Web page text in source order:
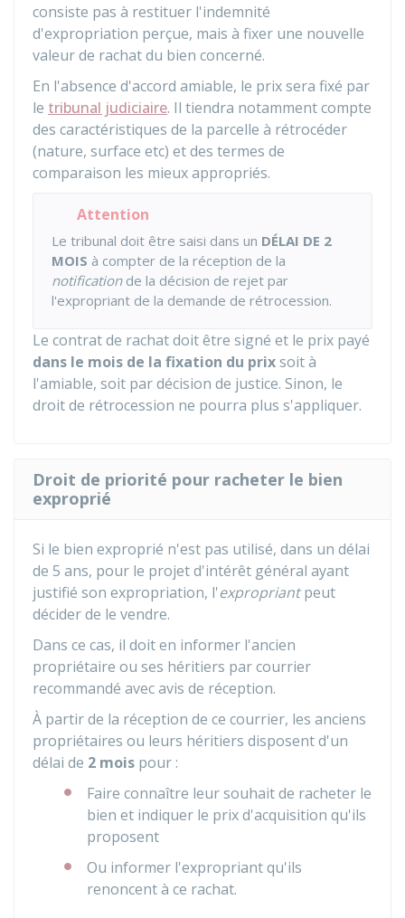
consiste pas à restituer l'indemnité
d'expropriation perçue, mais à fixer une nouvelle
valeur de rachat du bien concerné.
En l'absence d'accord amiable, le prix sera fixé par
le tribunal judiciaire. Il tiendra notamment compte
des caractéristiques de la parcelle à rétrocéder
(nature, surface etc) et des termes de
comparaison les mieux appropriés.
Attention
Le tribunal doit être saisi dans un DÉLAI DE 2
MOIS à compter de la réception de la
notificationde la décision de rejet par
l'expropriant de la demande de rétrocession.
Le contrat de rachat doit être signé et le prix payé
dans le mois de la fixation du prixsoit à
l'amiable, soit par décision de justice. Sinon, le
droit de rétrocession ne pourra plus s'appliquer.
Droit de priorité pour racheter le bien
exproprié
Si le bien exproprié n'est pas utilisé, dans un délai
de 5 ans, pour le projet d'intérêt général ayant
justifié son expropriation, l'expropriantpeut
décider de le vendre.
Dans ce cas, il doit en informer l'ancien
propriétaire ou ses héritiers par courrier
recommandé avec avis de réception.
À partir de la réception de ce courrier, les anciens
propriétaires ou leurs héritiers disposent d'un
délai de 2 mois pour :
Faire connaître leur souhait de racheter le
bien et indiquer le prix d'acquisition qu'ils
proposent
Ou informer l'expropriant qu'ils
renoncent à ce rachat.